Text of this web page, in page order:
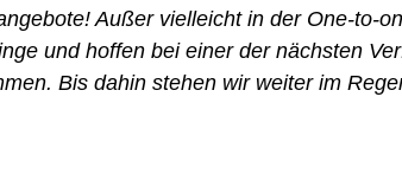
Außer vielleicht in der One-to-
und hoffen bei einer der nächsten
Bis dahin stehen wir weiter im